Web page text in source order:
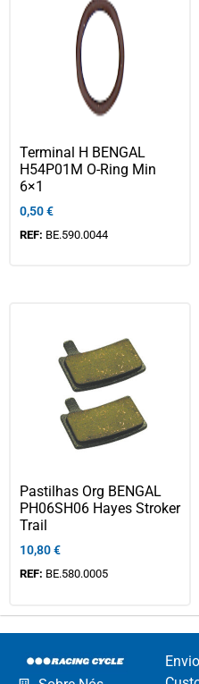
Terminal H BENGAL
H54P01M O-Ring Min
6×1
0,50€
REF: BE.590.0044
Pastilhas Org BENGAL
PH06SH06 Hayes Stroker
Trail
10,80€
REF: BE.580.0005